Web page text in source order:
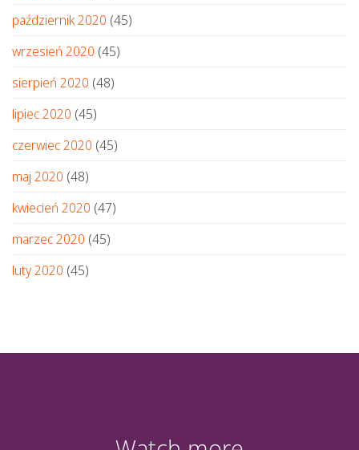
październik 2020 (45)
wrzesień 2020 (45)
sierpień 2020 (48)
lipiec 2020 (45)
czerwiec 2020 (45)
maj 2020 (48)
kwiecień 2020 (47)
marzec 2020 (45)
luty 2020 (45)